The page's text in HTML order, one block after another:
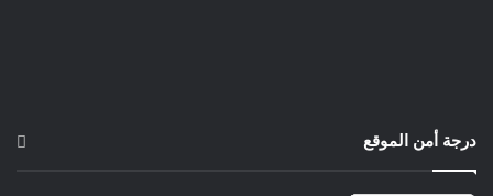
درجة أمن الموقع